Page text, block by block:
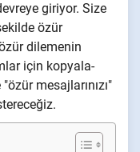
giriyor. Size
özür
dilemenin
için kopyala-
mesajlarınızı"